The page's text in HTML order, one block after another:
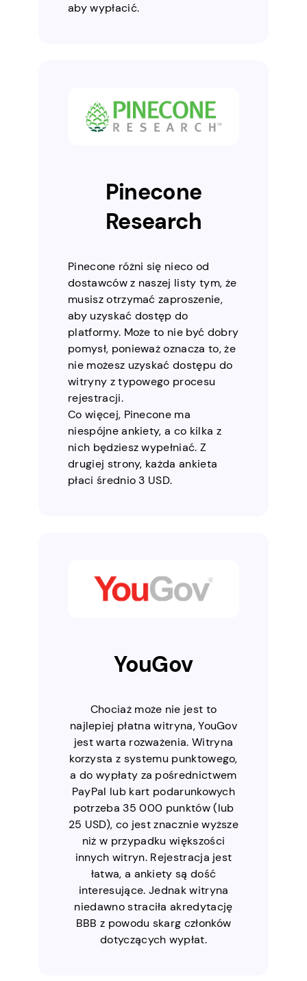
aby wypłacić.
Pinecone
Research
Pinecone różni się nieco od
dostawców z naszej listy tym, że
musisz otrzymać zaproszenie,
aby uzyskać dostęp do
platformy. Może to nie być dobry
pomysł, ponieważ oznacza to, że
nie możesz uzyskać dostępu do
witryny z typowego procesu
rejestracji.
Co więcej, Pinecone ma
niespójne ankiety, a co kilka z
nich będziesz wypełniać. Z
drugiej strony, każda ankieta
płaci średnio 3 USD.
YouGov
Chociaż może nie jest to
najlepiej płatna witryna, YouGov
jest warta rozważenia. Witryna
korzysta z systemu punktowego,
a do wypłaty za pośrednictwem
PayPal lub kart podarunkowych
potrzeba 35 000 punktów (lub
25 USD), co jest znacznie wyższe
niż w przypadku większości
innych witryn. Rejestracja jest
łatwa, a ankiety są dość
interesujące. Jednak witryna
niedawno straciła akredytację
BBB z powodu skarg członków
dotyczących wypłat.